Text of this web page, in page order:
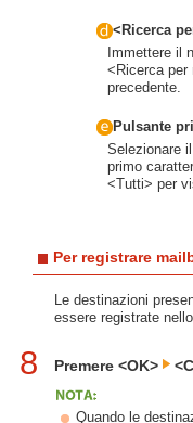
<Ricerca
Immettere il
<Ricerca per
precedente.
Pulsante
Selezionare
primo
<Tutti> per
Per registrare
Le destinazioni
essere registrate
8 Premere <OK>
Quando le